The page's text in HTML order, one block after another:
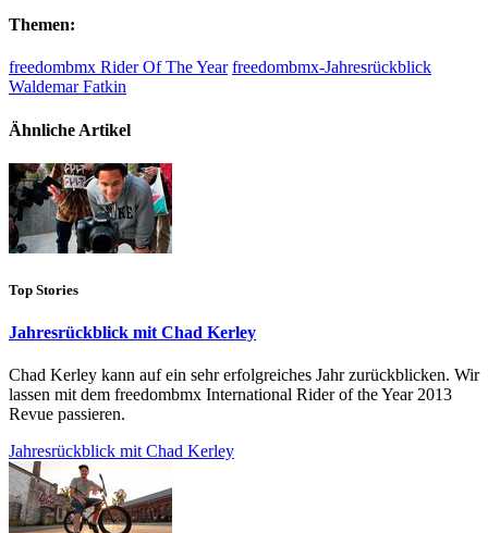
Themen:
freedombmx Rider Of The Year freedombmx-Jahresrückblick
Waldemar Fatkin
Ähnliche Artikel
Top Stories
Jahresrückblick mit Chad Kerley
Chad Kerley kann auf ein sehr erfolgreiches Jahr zurückblicken. Wir
lassen mit dem freedombmx International Rider of the Year 2013
Revue passieren.
Jahresrückblick mit Chad Kerley